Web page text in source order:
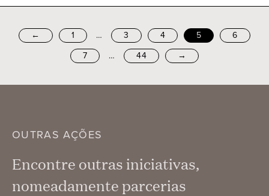
← 1 … 3 4 5
6
7
… 44 →
OUTRAS AÇÕES
Encontre outras iniciativas,
nomeadamente parcerias